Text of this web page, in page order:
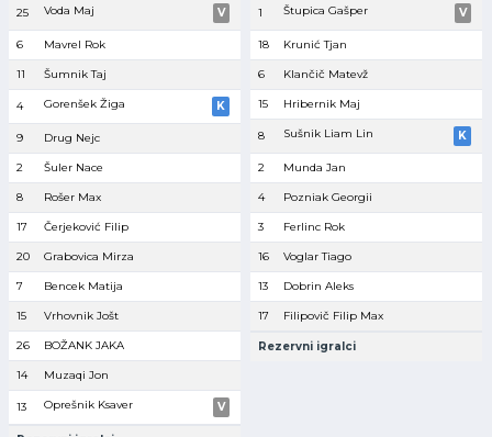
25 Voda Maj V
6 Mavrel Rok
11 Šumnik Taj
4 Gorenšek Žiga K
9 Drug Nejc
2 Šuler Nace
8 Rošer Max
17 Čerjeković Filip
20 Grabovica Mirza
7 Bencek Matija
15 Vrhovnik Jošt
26 BOŽANK JAKA
14 Muzaqi Jon
13 Oprešnik Ksaver V
1 Štupica Gašper V
18 Krunić Tjan
6 Klančič Matevž
15 Hribernik Maj
8 Sušnik Liam Lin K
2 Munda Jan
4 Pozniak Georgii
3 Ferlinc Rok
16 Voglar Tiago
13 Dobrin Aleks
17 Filipovič Filip Max
Rezervni igralci